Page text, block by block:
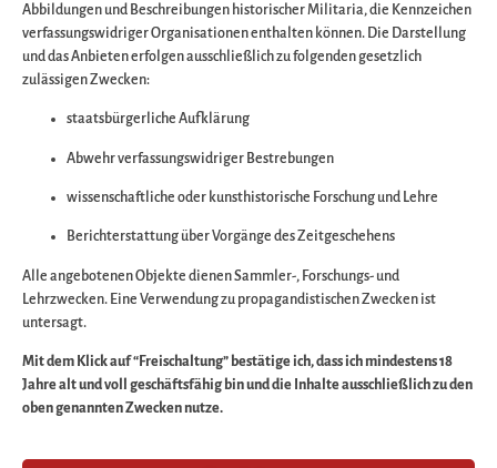
Entschuldigen Sie
bitte die
Wir arbeiten an
großartigen Sache
schauen Sie bald
wieder vorbei!
Abbildungen und Beschreibungen historischer Militaria, die Kennzeichen
verfassungswidriger Organisationen enthalten können. Die Darstellung
und das Anbieten erfolgen ausschließlich zu folgenden gesetzlich
zulässigen Zwecken:
staatsbürgerliche Aufklärung
Abwehr verfassungswidriger Bestrebungen
wissenschaftliche oder kunsthistorische Forschung und Lehre
Berichterstattung über Vorgänge des Zeitgeschehens
Alle angebotenen Objekte dienen Sammler-, Forschungs- und
Lehrzwecken. Eine Verwendung zu propagandistischen Zwecken ist
untersagt.
Mit dem Klick auf “Freischaltung” bestätige ich, dass ich mindestens 18
Jahre alt und voll geschäftsfähig bin und die Inhalte ausschließlich zu den
oben genannten Zwecken nutze.